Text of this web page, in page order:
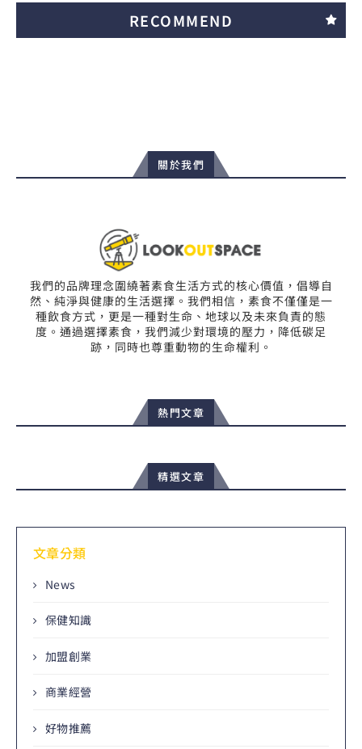
RECOMMEND
關於我們
我們的品牌理念圍繞著素食生活方式的核心價值，倡導自
然、純淨與健康的生活選擇。我們相信，素食不僅僅是一
種飲食方式，更是一種對生命、地球以及未來負責的態
度。通過選擇素食，我們減少對環境的壓力，降低碳足
跡，同時也尊重動物的生命權利。
熱門文章
精選文章
文章分類
News
保健知識
加盟創業
商業經營
好物推薦